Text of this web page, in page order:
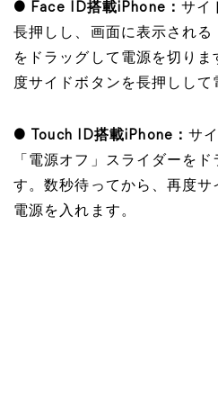
● Face ID搭載iPhone： サイ
長押しし、画面に表示される
をドラッグして電源を切り
度サイドボタンを長押しして
● Touch ID搭載iPhone： サ
「電源オフ」スライダーを
す。数秒待ってから、再度サ
電源を入れます。